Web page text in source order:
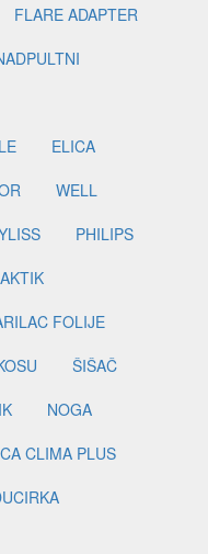
FLARE ADAPTER
ELICA
WELL
PHILIPS
FOLIJE
ŠIŠAČ
NOGA
CLIMA PLUS